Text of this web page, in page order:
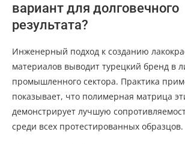
вариант для долговечного
результата?
Инженерный подход к созданию
материалов выводит турецкий бренд в
промышленного сектора. Практика
показывает, что полимерная матрица
демонстрирует лучшую
среди всех протестированных образцов.